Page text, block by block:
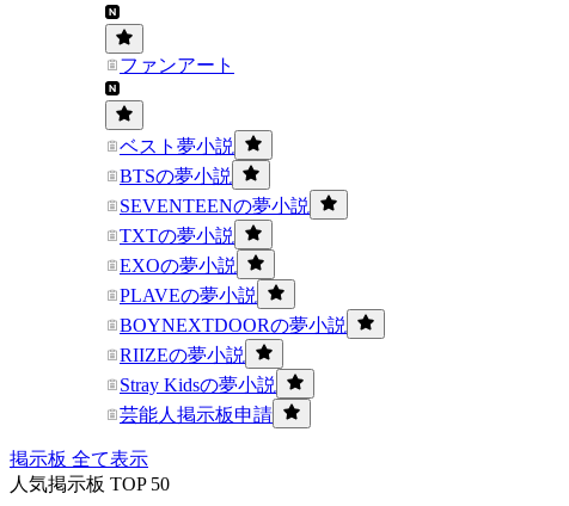
ファンアート
ベスト夢小説
BTSの夢小説
SEVENTEENの夢小説
TXTの夢小説
EXOの夢小説
PLAVEの夢小説
BOYNEXTDOORの夢小説
RIIZEの夢小説
Stray Kidsの夢小説
芸能人掲示板申請
掲示板 全て表示
人気掲示板 TOP 50